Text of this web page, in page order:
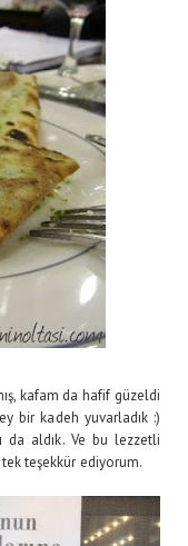
kafam da hafif güzeldi
bir kadeh yuvarladık :)
da aldık. Ve bu lezzetli
teşekkür ediyorum.